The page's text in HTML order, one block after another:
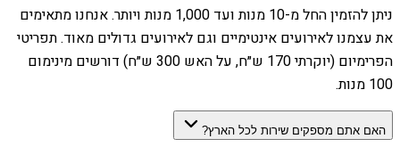
ניתן להזמין החל מ-10 מנות ועד 1,000 מנות ויותר. אנחנו מתאימים
את עצמנו לאירועים אינטימיים וגם לאירועים גדולים מאוד. תפריטי
הפרימיום (יוקרתי 170 ש״ח, על האש 300 ש״ח) דורשים מינימום
100 מנות.
האם אתם מספקים שירות לכל הארץ?